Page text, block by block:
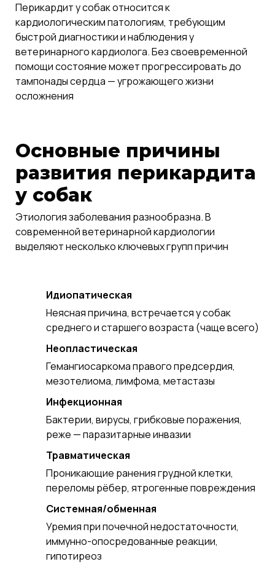
Перикардит у собак относится к
кардиологическим патологиям, требующим
быстрой диагностики и наблюдения у
ветеринарного кардиолога. Без своевременной
помощи состояние может прогрессировать до
тампонады сердца — угрожающего жизни
осложнения
Основные причины
развития перикардита
у собак
Этиология заболевания разнообразна. В
современной ветеринарной кардиологии
выделяют несколько ключевых групп причин
Идиопатическая
Неясная причина, встречается у собак
среднего и старшего возраста (чаще всего)
Неопластическая
Гемангиосаркома правого предсердия,
мезотелиома, лимфома, метастазы
Инфекционная
Бактерии, вирусы, грибковые поражения,
реже — паразитарные инвазии
Травматическая
Проникающие ранения грудной клетки,
переломы рёбер, ятрогенные повреждения
Системная/обменная
Уремия при почечной недостаточности,
иммунно-опосредованные реакции,
гипотиреоз